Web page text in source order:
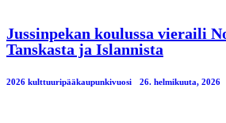
Jussinpekan koulussa vieraili
Tanskasta ja Islannista
2026 kulttuuripääkaupunkivuosi 26. helmikuuta, 2026